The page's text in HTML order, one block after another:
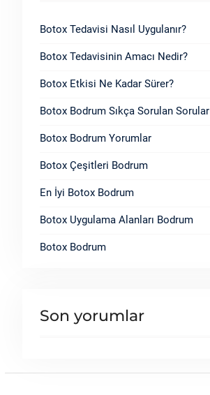
Botox Tedavisi Nasıl Uygulanır?
Botox Tedavisinin Amacı Nedir?
Botox Etkisi Ne Kadar Sürer?
Botox Bodrum Sıkça Sorulan Sorular
Botox Bodrum Yorumlar
Botox Çeşitleri Bodrum
En İyi Botox Bodrum
Botox Uygulama Alanları Bodrum
Botox Bodrum
Son yorumlar